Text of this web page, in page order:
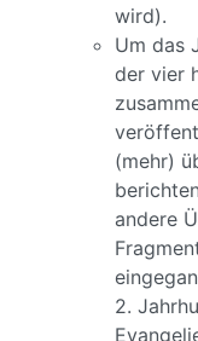
wird).
Um das
der vier
(mehr)
andere
2.